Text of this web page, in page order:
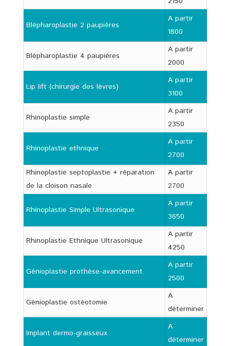
Blépharoplastie 2 paupières
A partir
1800
Blépharoplastie 4 paupières
A partir
2000
Lip lift (chirurgie des lèvres)
A partir
3100
Rhinoplastie simple
A partir
2350
Rhinoplastie ethnique
A partir
2700
Rhinoplastie septoplastie + réparation
de la cloison nasale
A partir
2700
Rhinoplastie Simple Ultrasonique
A partir
3650
Rhinoplastie Ethnique Ultrasonique
A partir
4250
Génioplastie prothèse-avancement
A partir
2500
Génioplastie ostéotomie
A
déterminer
Implant dermo-graisseux
A
déterminer